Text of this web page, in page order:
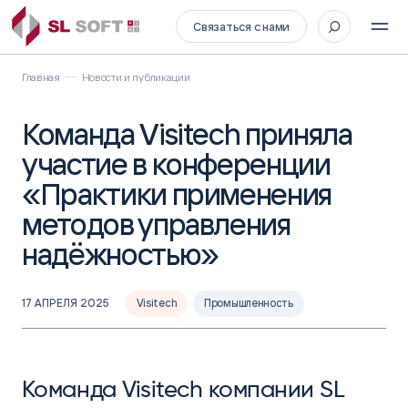
Связаться с нами
Главная Новости и публикации
Команда Visitech приняла
участие в конференции
«Практики применения
методов управления
надёжностью»
17 АПРЕЛЯ 2025 Visitech Промышленность
Команда Visitech компании SL